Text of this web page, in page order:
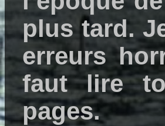
plus tard.
erreurs
faut lire
pages.